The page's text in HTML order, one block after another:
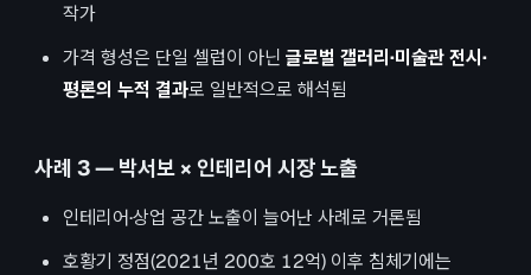
작가
가격 형성은 단일 셀럽이 아닌 글로벌 갤러리·미술관 전시·
평론의 누적 결과로 일반적으로 해석됨
사례 3 — 박서보 × 인테리어 시장 노출
인테리어·상업 공간 노출이 늘어난 사례로 거론됨
호황기 정점(2021년 200호 12억) 이후 침체기에는